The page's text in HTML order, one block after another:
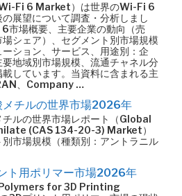
Fi 6 Market）は世界のWi-Fi 6
展望について調査・分析しまし
市場概要、主要企業の動向（売
場シェア）、セグメント別市場規模
ーション、サービス、用途別：企
地域別市場規模、流通チャネル分
しています。当資料に含まれる主
、Company …
メチルの世界市場2026年
チルの世界市場レポート（Global
(CAS 134-20-3) Market）
市場規模（種類別：アントラニル
ト用ポリマー市場2026年
for 3D Printing